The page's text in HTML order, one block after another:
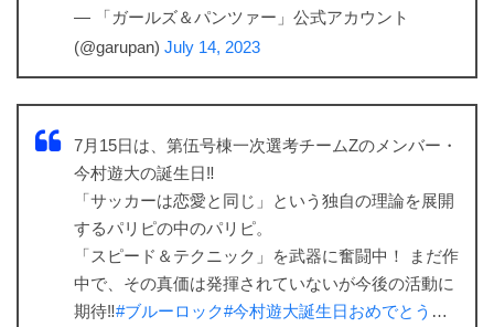
— 「ガールズ＆パンツァー」公式アカウント
(@garupan) July 14, 2023
7月15日は、第伍号棟一次選考チームZのメンバー・
今村遊大の誕生日‼︎
「サッカーは恋愛と同じ」という独自の理論を展開
するパリピの中のパリピ。
「スピード＆テクニック」を武器に奮闘中！ まだ作
中で、その真価は発揮されていないが今後の活動に
期待‼︎#ブルーロック#今村遊大誕生日おめでとう …